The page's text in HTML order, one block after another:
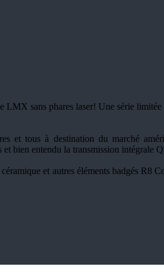
sans phares laser! Une série
et tous à destination du marché
bien entendu la transmission intégrale
et autres éléments badgés R8